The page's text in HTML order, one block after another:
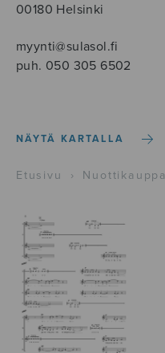
00180 Helsinki
myynti@sulasol.fi
puh. 050 305 6502
NÄYTÄ KARTALLA
Etusivu › Nuottikauppa